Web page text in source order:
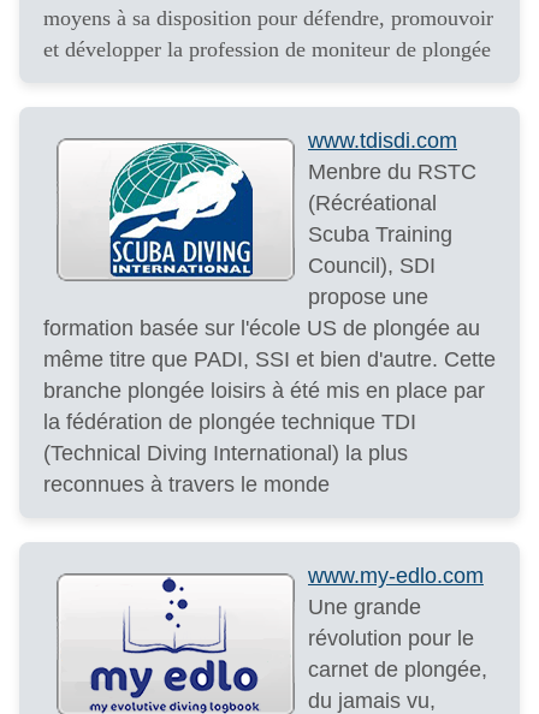
moyens à sa disposition pour défendre, promouvoir
et développer la profession de moniteur de plongée
www.tdisdi.com
Menbre du RSTC
(Récréational
Scuba Training
Council), SDI
propose une
formation basée sur l'école US de plongée au
même titre que PADI, SSI et bien d'autre. Cette
branche plongée loisirs à été mis en place par
la fédération de plongée technique TDI
(Technical Diving International) la plus
reconnues à travers le monde
www.my-edlo.com
Une grande
révolution pour le
carnet de plongée,
du jamais vu,